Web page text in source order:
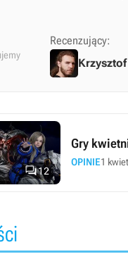
Recenzujący:
12
Gry
OPINIE1